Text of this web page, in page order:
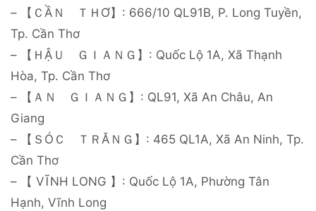
– 【ＣẦＮ ＴＨƠ】: 666/10 QL91B, P. Long Tuyền,
Tp. Cần Thơ
– 【ＨẬＵ ＧＩＡＮＧ】: Quốc Lộ 1A, Xã Thạnh
Hòa, Tp. Cần Thơ
– 【ＡＮ ＧＩＡＮＧ】: QL91, Xã An Châu, An
Giang
– 【ＳÓＣ ＴＲĂＮＧ】: 465 QL1A, Xã An Ninh, Tp.
Cần Thơ
– 【 VĨNH LONG 】: Quốc Lộ 1A, Phường Tân
Hạnh, Vĩnh Long